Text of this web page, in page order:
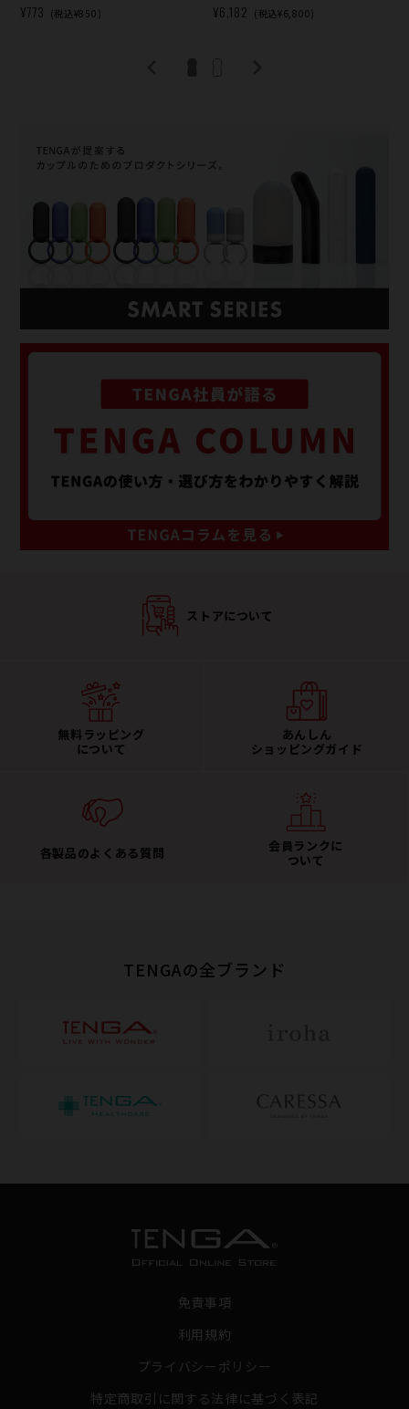
¥773 (税込¥850) ¥6,182 (税込¥6,800)
ストアについて
無料ラッピング
について
あんしん
ショッピングガイド
各製品のよくある質問
会員ランクに
ついて
TENGAの全ブランド
免責事項
利用規約
プライバシーポリシー
特定商取引に関する法律に基づく表記